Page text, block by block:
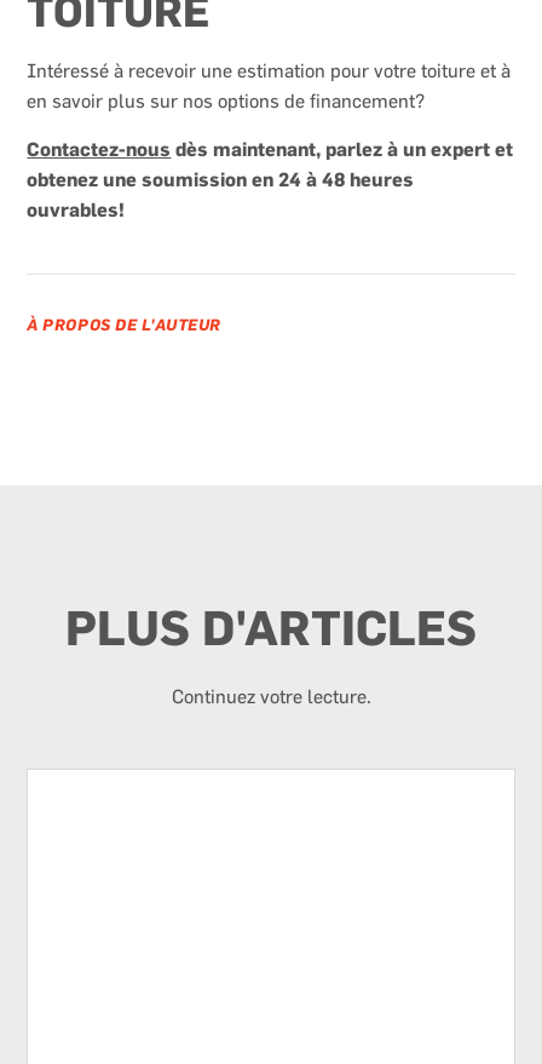
TOITURE
Intéressé à recevoir une estimation pour votre toiture et à
en savoir plus sur nos options de financement?
Contactez-nous dès maintenant, parlez à un expert et
obtenez une soumission en 24 à 48 heures
ouvrables!
À PROPOS DE L'AUTEUR
PLUS D'ARTICLES
Continuez votre lecture.